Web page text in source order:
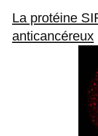
La protéine
anticancéreux